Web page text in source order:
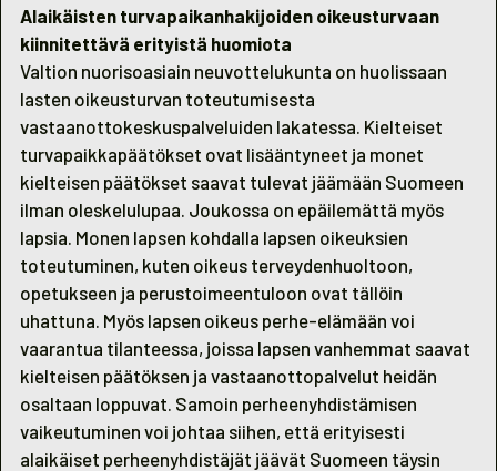
Alaikäisten turvapaikanhakijoiden oikeusturvaan
kiinnitettävä erityistä huomiota
Valtion nuorisoasiain neuvottelukunta on huolissaan
lasten oikeusturvan toteutumisesta
vastaanottokeskuspalveluiden lakatessa. Kielteiset
turvapaikkapäätökset ovat lisääntyneet ja monet
kielteisen päätökset saavat tulevat jäämään Suomeen
ilman oleskelulupaa. Joukossa on epäilemättä myös
lapsia. Monen lapsen kohdalla lapsen oikeuksien
toteutuminen, kuten oikeus terveydenhuoltoon,
opetukseen ja perustoimeentuloon ovat tällöin
uhattuna. Myös lapsen oikeus perhe-elämään voi
vaarantua tilanteessa, joissa lapsen vanhemmat saavat
kielteisen päätöksen ja vastaanottopalvelut heidän
osaltaan loppuvat. Samoin perheenyhdistämisen
vaikeutuminen voi johtaa siihen, että erityisesti
alaikäiset perheenyhdistäjät jäävät Suomeen täysin